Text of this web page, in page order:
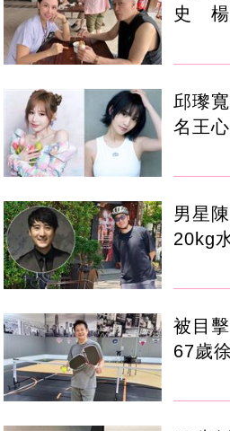
史 楊
邱瓈
名王
男星
20kg
被目
67歲